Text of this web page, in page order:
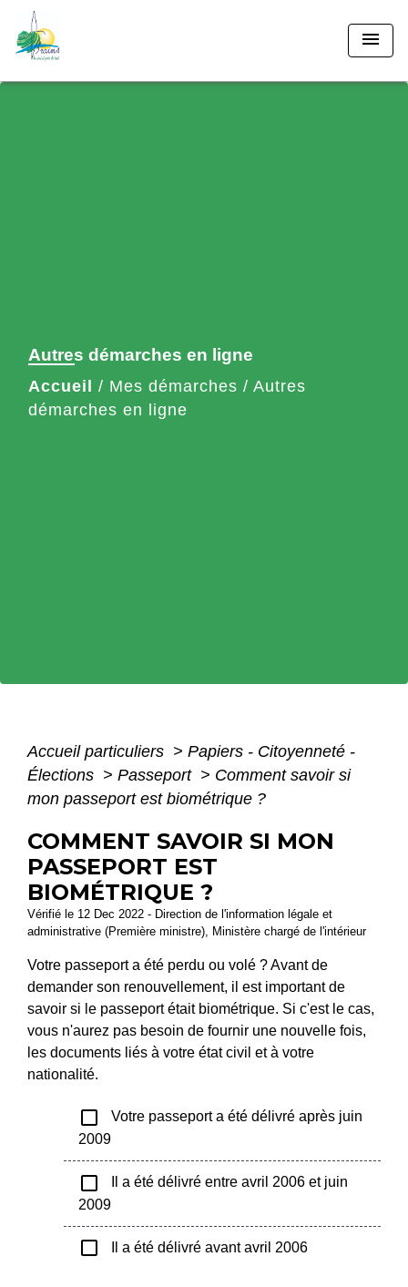
menu
Autres démarches en ligne
Accueil / Mes démarches / Autres
démarches en ligne
Accueil particuliers > Papiers - Citoyenneté -
Élections > Passeport > Comment savoir si
mon passeport est biométrique ?
COMMENT SAVOIR SI MON
PASSEPORT EST
BIOMÉTRIQUE ?
Vérifié le 12 Dec 2022 - Direction de l'information légale et
administrative (Première ministre), Ministère chargé de l'intérieur
Votre passeport a été perdu ou volé ? Avant de
demander son renouvellement, il est important de
savoir si le passeport était biométrique. Si c'est le cas,
vous n'aurez pas besoin de fournir une nouvelle fois,
les documents liés à votre état civil et à votre
nationalité.
check_box_outline_blank
Votre passeport a été délivré après juin
2009
check_box_outline_blank
Il a été délivré entre avril 2006 et juin
2009
check_box_outline_blank Il a été délivré avant avril 2006